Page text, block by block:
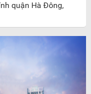
quận Hà Đông,